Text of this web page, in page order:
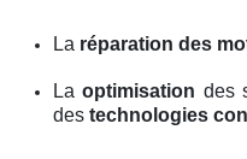
La réparation des
Laoptimisation des
des technologies